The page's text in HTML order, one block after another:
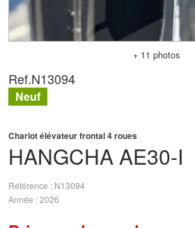
+ 11 photos
HANGCHAAE30-I
Chariot élévateur frontal 4 roues
Référence
N13094
Année 2026
Ref.N13094
Neuf